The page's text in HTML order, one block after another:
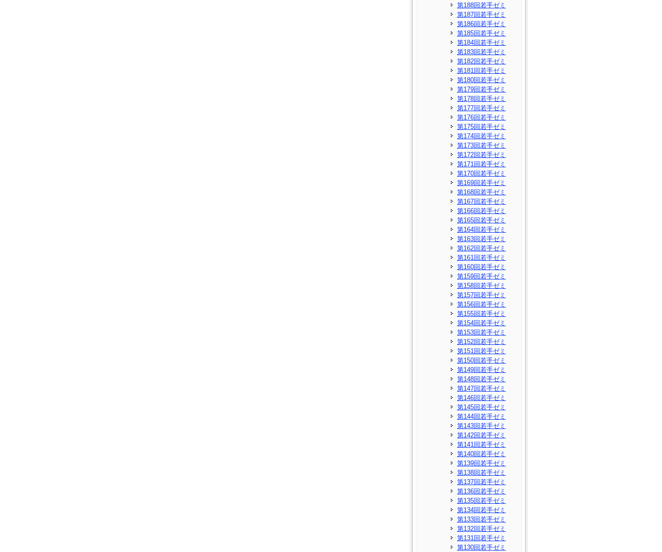
第188回若手ゼミ
第187回若手ゼミ
第186回若手ゼミ
第185回若手ゼミ
第184回若手ゼミ
第183回若手ゼミ
第182回若手ゼミ
第181回若手ゼミ
第180回若手ゼミ
第179回若手ゼミ
第178回若手ゼミ
第177回若手ゼミ
第176回若手ゼミ
第175回若手ゼミ
第174回若手ゼミ
第173回若手ゼミ
第172回若手ゼミ
第171回若手ゼミ
第170回若手ゼミ
第169回若手ゼミ
第168回若手ゼミ
第167回若手ゼミ
第166回若手ゼミ
第165回若手ゼミ
第164回若手ゼミ
第163回若手ゼミ
第162回若手ゼミ
第161回若手ゼミ
第160回若手ゼミ
第159回若手ゼミ
第158回若手ゼミ
第157回若手ゼミ
第156回若手ゼミ
第155回若手ゼミ
第154回若手ゼミ
第153回若手ゼミ
第152回若手ゼミ
第151回若手ゼミ
第150回若手ゼミ
第149回若手ゼミ
第148回若手ゼミ
第147回若手ゼミ
第146回若手ゼミ
第145回若手ゼミ
第144回若手ゼミ
第143回若手ゼミ
第142回若手ゼミ
第141回若手ゼミ
第140回若手ゼミ
第139回若手ゼミ
第138回若手ゼミ
第137回若手ゼミ
第136回若手ゼミ
第135回若手ゼミ
第134回若手ゼミ
第133回若手ゼミ
第132回若手ゼミ
第131回若手ゼミ
第130回若手ゼミ